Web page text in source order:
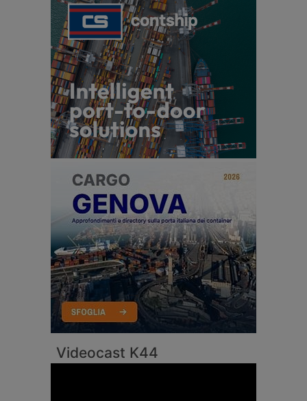
Videocast K44